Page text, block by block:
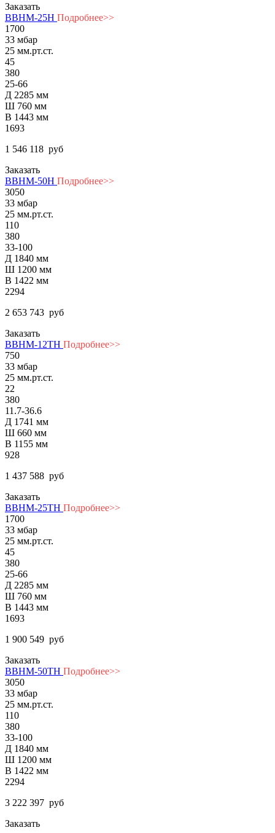
Заказать
ВВНМ-25Н Подробнее>>
1700
33 мбар
25 мм.рт.ст.
45
380
25-66
Д 2285 мм
Ш 760 мм
В 1443 мм
1693
1 546 118 руб
Заказать
ВВНМ-50Н Подробнее>>
3050
33 мбар
25 мм.рт.ст.
110
380
33-100
Д 1840 мм
Ш 1200 мм
В 1422 мм
2294
2 653 743 руб
Заказать
ВВНМ-12ТН Подробнее>>
750
33 мбар
25 мм.рт.ст.
22
380
11.7-36.6
Д 1741 мм
Ш 660 мм
В 1155 мм
928
1 437 588 руб
Заказать
ВВНМ-25ТН Подробнее>>
1700
33 мбар
25 мм.рт.ст.
45
380
25-66
Д 2285 мм
Ш 760 мм
В 1443 мм
1693
1 900 549 руб
Заказать
ВВНМ-50ТН Подробнее>>
3050
33 мбар
25 мм.рт.ст.
110
380
33-100
Д 1840 мм
Ш 1200 мм
В 1422 мм
2294
3 222 397 руб
Заказать